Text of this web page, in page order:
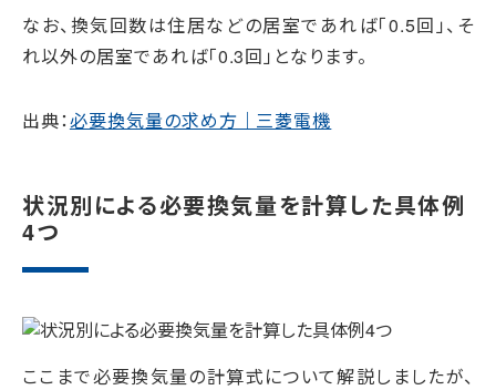
なお、換気回数は住居などの居室であれば「0.5回」、そ
れ以外の居室であれば「0.3回」となります。
出典：必要換気量の求め方｜三菱電機
状況別による必要換気量を計算した具体例
4つ
ここまで必要換気量の計算式について解説しましたが、